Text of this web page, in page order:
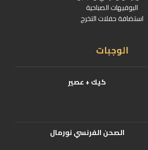
البوفيهات الصباحية
استضافة حفلات التخرج
الوجبات
كيك + عصير
الصحن الفرنسي نورمال